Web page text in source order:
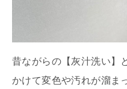
昔ながらの【灰汁洗い】
かけて変色や汚れが溜ま